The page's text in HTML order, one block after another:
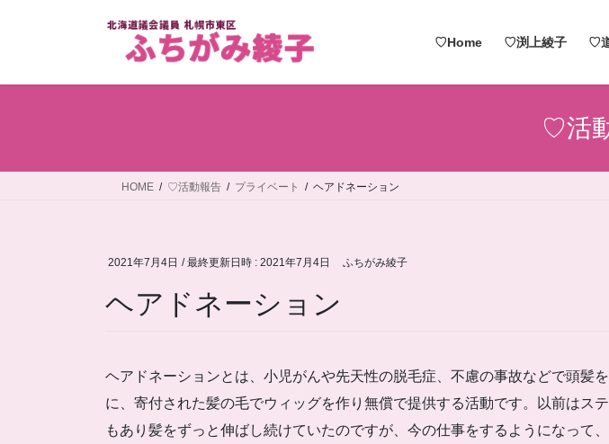
♡Home ♡渕上綾子 ♡
♡活
HOME ♡活動報告 プライベート ヘアドネーション
2021年7月4日 / 最終更新日時 : 2021年7月4日 ふちがみ綾子
ヘアドネーション
ヘアドネーションとは、小児がんや先天性の脱毛症、不慮の事故などで頭髪
に、寄付された髪の毛でウィッグを作り無償で提供する活動です。以前はス
もあり髪をずっと伸ばし続けていたのですが、今の仕事をするようになって